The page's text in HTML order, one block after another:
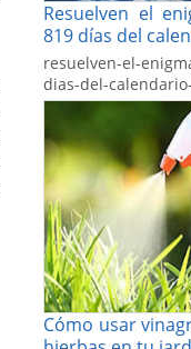
Resuelven el
819 días del
resuelven-el-
dias-del-
Cómo usar